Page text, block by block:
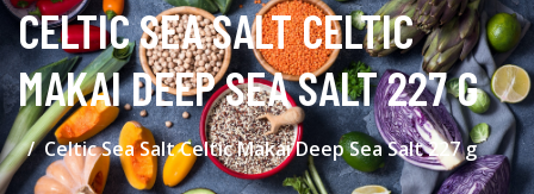
CELTIC SEA SALT CELTIC
MAKAI DEEP SEA SALT 227 G
Celtic Sea Salt Celtic Makai Deep Sea Salt 227 g